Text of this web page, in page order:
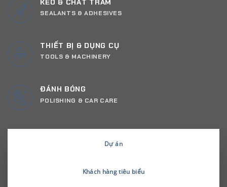
KEO & CHẤT TRÁM
SEALANTS & ADHESIVES
THIẾT BỊ & DỤNG CỤ
TOOLS & MACHINERY
ĐÁNH BÓNG
POLISHING & CAR CARE
Dự án
Khách hàng tiêu biểu